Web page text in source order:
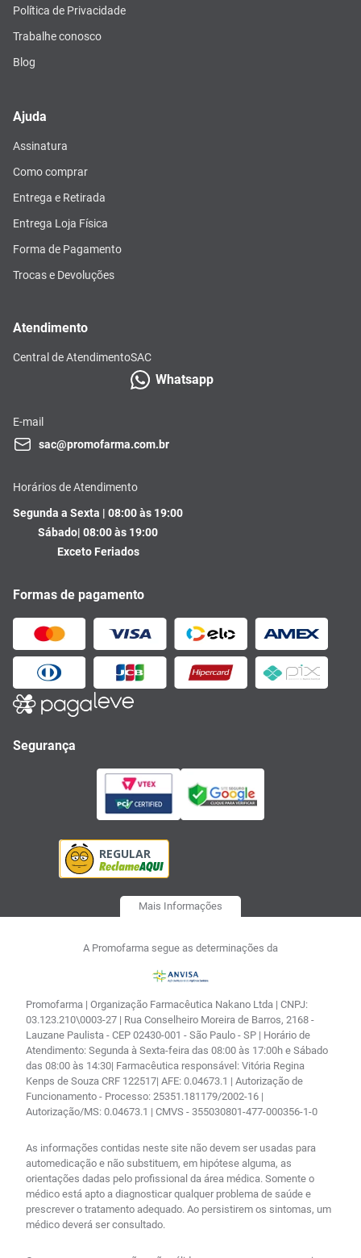
Política de Privacidade
Trabalhe conosco
Blog
Ajuda
Assinatura
Como comprar
Entrega e Retirada
Entrega Loja Física
Forma de Pagamento
Trocas e Devoluções
Atendimento
Central de AtendimentoSAC
Whatsapp
E-mail
sac@promofarma.com.br
Horários de Atendimento
Segunda a Sexta | 08:00 às 19:00
Sábado| 08:00 às 19:00
Exceto Feriados
Formas de pagamento
Segurança
Mais Informações
A Promofarma segue as determinações da
Promofarma | Organização Farmacêutica Nakano Ltda | CNPJ:
03.123.210\0003-27 | Rua Conselheiro Moreira de Barros, 2168 -
Lauzane Paulista - CEP 02430-001 - São Paulo - SP | Horário de
Atendimento: Segunda à Sexta-feira das 08:00 às 17:00h e Sábado
das 08:00 às 14:30| Farmacêutica responsável: Vitória Regina
Kenps de Souza CRF 122517| AFE: 0.04673.1 | Autorização de
Funcionamento - Processo: 25351.181179/2002-16 |
Autorização/MS: 0.04673.1 | CMVS - 355030801-477-000356-1-0
As informações contidas neste site não devem ser usadas para
automedicação e não substituem, em hipótese alguma, as
orientações dadas pelo profissional da área médica. Somente o
médico está apto a diagnosticar qualquer problema de saúde e
prescrever o tratamento adequado. Ao persistirem os sintomas, um
médico deverá ser consultado.